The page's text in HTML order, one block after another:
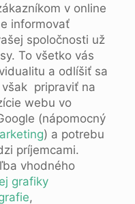
v online
informovať
spoločnosti už
To všetko vás
a odlíšiť sa
pripraviť na
webu vo
(nápomocný
) a potrebu
príjemcami.
vhodného
grafiky
,